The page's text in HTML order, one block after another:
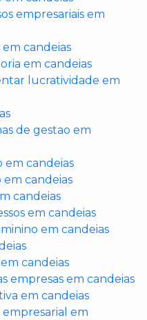
empresariais em
candeias
em candeias
lucratividade em
de gestao em
em candeias
candeias
candeias
em candeias
em candeias
candeias
empresas em candeias
em candeias
em